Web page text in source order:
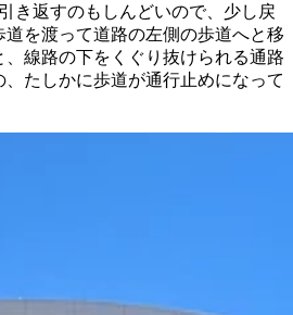
き返すのもしんどいので、少し戻
道を渡って道路の左側の歩道へと移
線路の下をくぐり抜けられる通路
たしかに歩道が通行止めになって